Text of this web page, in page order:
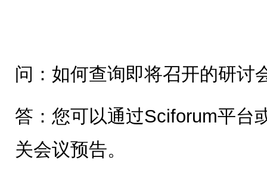
问：如何查询即将召开的研讨
答：您可以通过Sciforum平台
关会议预告。